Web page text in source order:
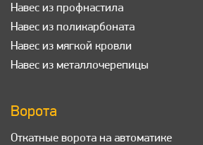
Навес из профнастила
Навес из поликарбоната
Навес из мягкой кровли
Навес из металлочерепицы
Ворота
Откатные ворота на автоматике